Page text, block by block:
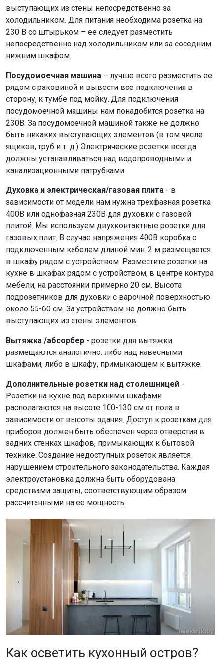
выступающих из стены непосредственно за
холодильником. Для питания необходима розетка на
230 В со штырьком – ее следует разместить
непосредственно над холодильником или за соседним
нижним шкафом.
Посудомоечная машина – лучше всего разместить ее
рядом с раковиной и вывести все подключения в
сторону, к тумбе под мойку. Для подключения
посудомоечной машины нам понадобится розетка на
230В. За посудомоечной машиной также не должно
быть никаких выступающих элементов (в том числе
ящиков, труб и т. д.) Электрические розетки всегда
должны устанавливаться над водопроводными и
канализационными патрубками.
Духовка и электрическая/газовая плита - в
зависимости от модели нам нужна трехфазная розетка
400В или однофазная 230В для духовки с газовой
плитой. Мы используем двухконтактные розетки для
газовых плит. В случае напряжения 400В коробка с
подключенным кабелем длиной мин. 2 м размещается
в шкафу рядом с устройством. Разместите розетки на
кухне в шкафах рядом с устройством, в центре контура
мебели, на расстоянии примерно 20 см. Высота
подрозетников для духовки с варочной поверхностью
около 55-60 см. За устройством не должно быть
выступающих из стены элементов.
Вытяжка /абсорбер - розетки для вытяжки
размещаются аналогично: либо над навесными
шкафами, либо в шкафу, примыкающем к вытяжке.
Дополнительные розетки над столешницей -
Розетки на кухне под верхними шкафами
располагаются на высоте 100-130 см от пола в
зависимости от высоты здания. Доступ к розеткам для
приборов должен быть обеспечен через отверстия в
задних стенках шкафов, примыкающих к бытовой
технике. Создание недоступных розеток является
нарушением строительного законодательства. Каждая
электроустановка должна быть оборудована
средствами защиты, соответствующим образом
рассчитанными на ее мощность.
Как осветить кухонный остров?